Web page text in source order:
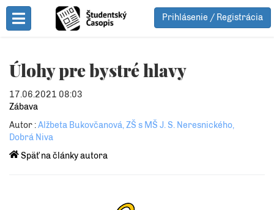
Toggle Menu
Prihlásenie / Registrácia
Úlohy pre bystré hlavy
17.06.2021 08:03
Zábava
Autor :Alžbeta Bukovčanová, ZŠ s MŠ J. S. Neresnického,
Dobrá Niva
Späť na články autora